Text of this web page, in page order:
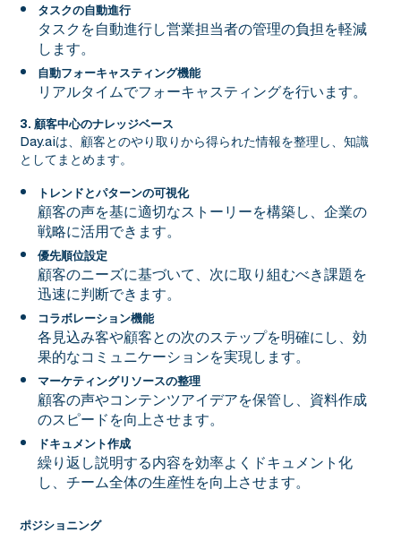
タスクの自動進行
タスクを自動進行し営業担当者の管理の負担を軽減
します。
自動フォーキャスティング機能
リアルタイムでフォーキャスティングを行います。
3. 顧客中心のナレッジベース
Day.aiは、顧客とのやり取りから得られた情報を整理し、知識
としてまとめます。
トレンドとパターンの可視化
顧客の声を基に適切なストーリーを構築し、企業の
戦略に活用できます。
優先順位設定
顧客のニーズに基づいて、次に取り組むべき課題を
迅速に判断できます。
コラボレーション機能
各見込み客や顧客との次のステップを明確にし、効
果的なコミュニケーションを実現します。
マーケティングリソースの整理
顧客の声やコンテンツアイデアを保管し、資料作成
のスピードを向上させます。
ドキュメント作成
繰り返し説明する内容を効率よくドキュメント化
し、チーム全体の生産性を向上させます。
ポジショニング